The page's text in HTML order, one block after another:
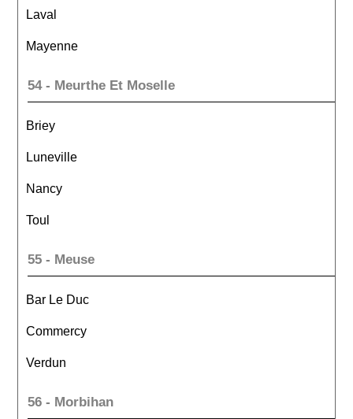
Laval
Mayenne
54 - Meurthe Et Moselle
Briey
Luneville
Nancy
Toul
55 - Meuse
Bar Le Duc
Commercy
Verdun
56 - Morbihan